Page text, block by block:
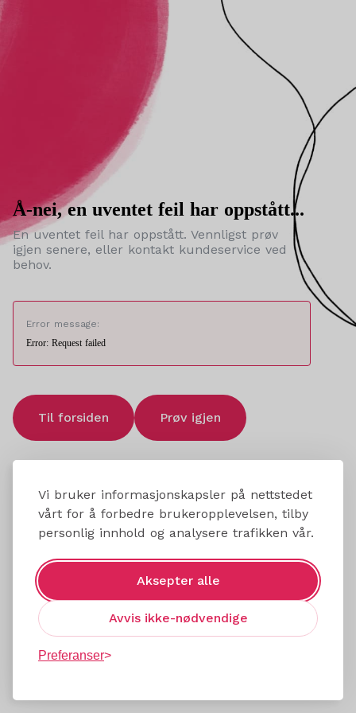
Vi bruker informasjonskapsler på nettstedet
vårt for å forbedre brukeropplevelsen, tilby
personlig innhold og analysere trafikken vår.
Aksepter alle
Avvis ikke-nødvendige
Preferanser
Å-nei, en uventet feil har oppstått...
En uventet feil har oppstått. Vennligst prøv
igjen senere, eller kontakt kundeservice ved
behov.
Error message:
Error: Request failed
Til forsiden Prøv igjen